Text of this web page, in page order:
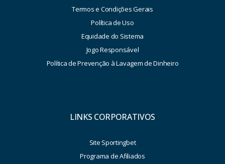
Termos e Condições Gerais
Política de Uso
Equidade do Sistema
Jogo Responsável
Política de Prevenção à Lavagem de Dinheiro
LINKS CORPORATIVOS
Site Sportingbet
Programa de Afiliados